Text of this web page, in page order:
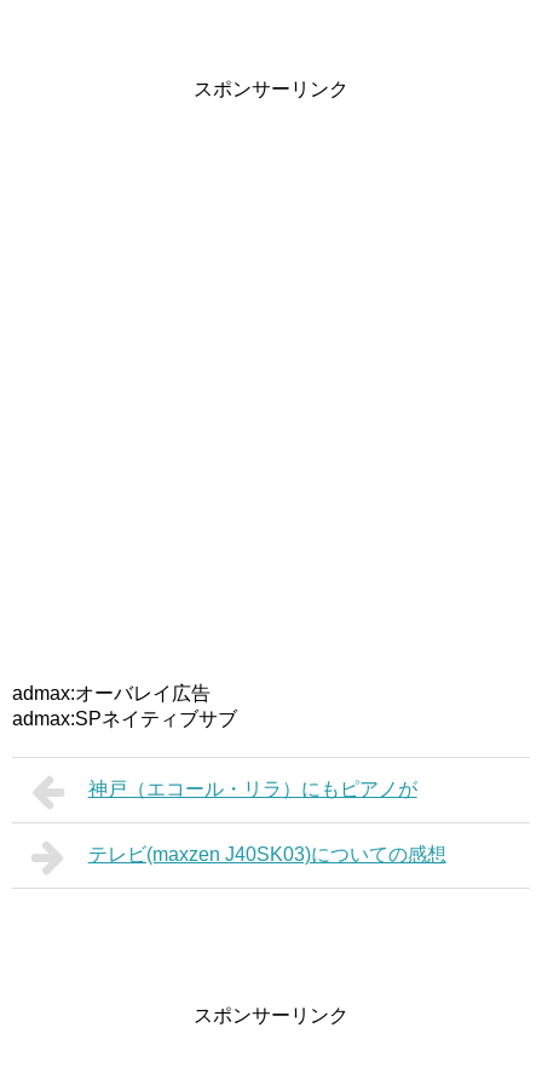
スポンサーリンク
admax:オーバレイ広告
admax:SPネイティブサブ
神戸（エコール・リラ）にもピアノが
テレビ(maxzen J40SK03)についての感想
スポンサーリンク